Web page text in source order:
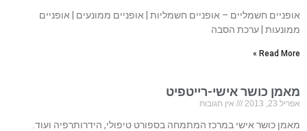
אופניים חשמליים – אופניים חשמליות | אופניים ממונעים | אופניים
ממונעות | ערכת הסבה
Read More »
מאמן כושר אישי-רייטפיט
אפריל 23, 2013 אין תגובות
מאמן כושר אישי במרכז המתמחה בספורט טיפולי, הידרותרפיה ועוד.